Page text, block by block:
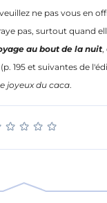
ne pas vous en
pas, surtout quand
au bout de la nuit,
195 et suivantes de
joyeux du caca.
★ ★ ★ ★
★ ★ ★ ★